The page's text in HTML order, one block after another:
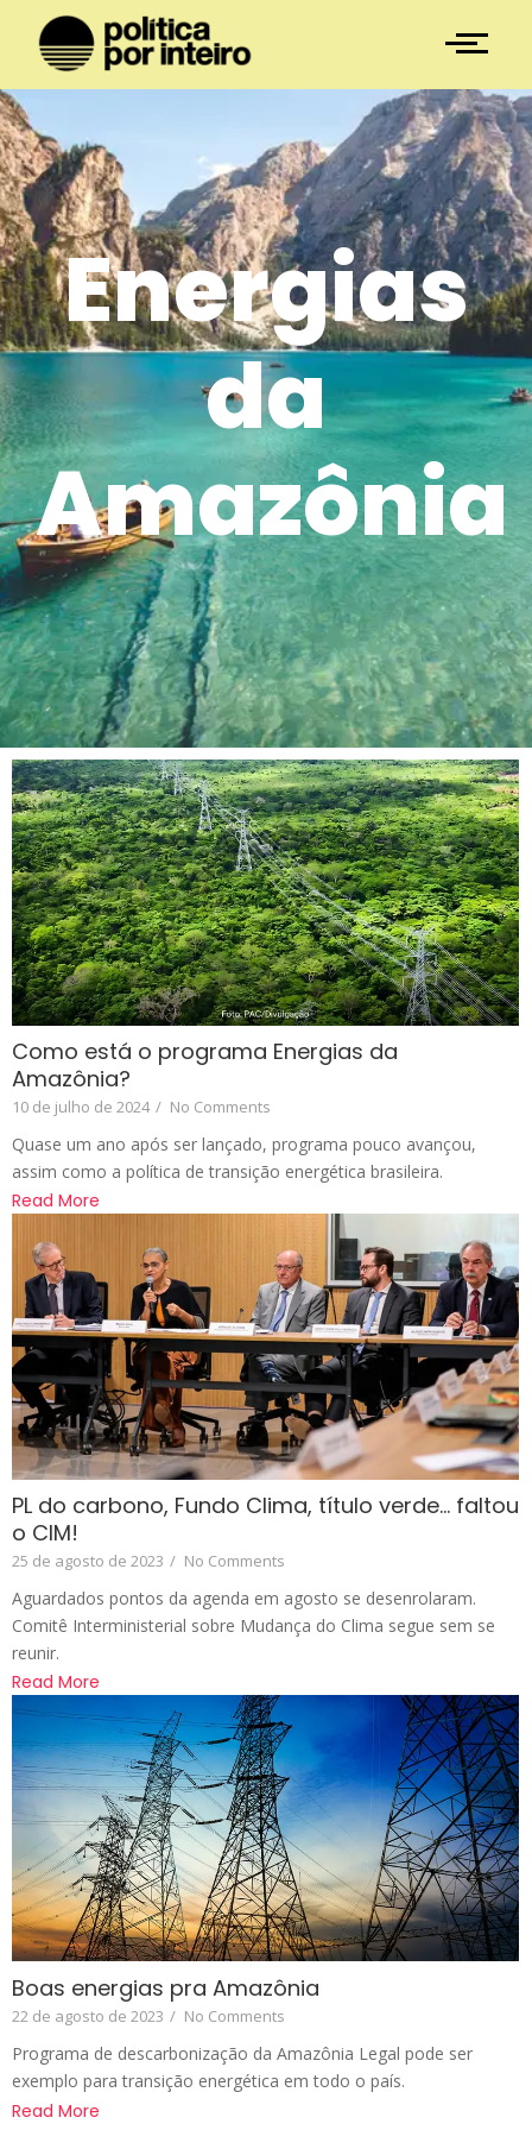
Energias
da
Amazônia
Como está o programa Energias da
Amazônia?
10 de julho de 2024 / No Comments
Quase um ano após ser lançado, programa pouco avançou,
assim como a política de transição energética brasileira.
Read More
PL do carbono, Fundo Clima, título verde… faltou
o CIM!
25 de agosto de 2023 / No Comments
Aguardados pontos da agenda em agosto se desenrolaram.
Comitê Interministerial sobre Mudança do Clima segue sem se
reunir.
Read More
Boas energias pra Amazônia
22 de agosto de 2023 / No Comments
Programa de descarbonização da Amazônia Legal pode ser
exemplo para transição energética em todo o país.
Read More